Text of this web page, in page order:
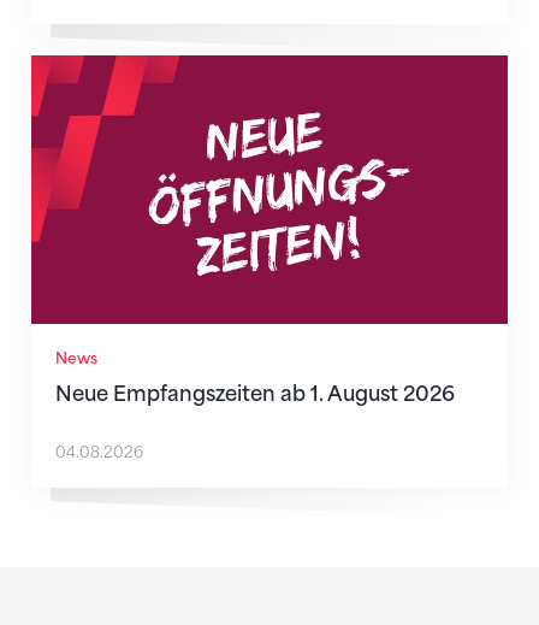
News
Neue Empfangszeiten ab 1. August 2026
Neue Empfangszeiten ab 1. August 2026
04.08.2026